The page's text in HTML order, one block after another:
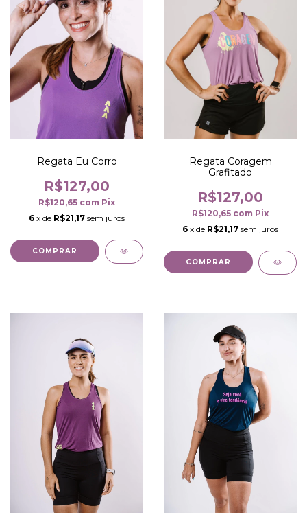
Regata Eu Corro
R$127,00
R$120,65 com Pix
6 x de R$21,17 sem juros
COMPRAR
Regata Coragem
Grafitado
R$127,00
R$120,65 com Pix
6 x de R$21,17 sem juros
COMPRAR